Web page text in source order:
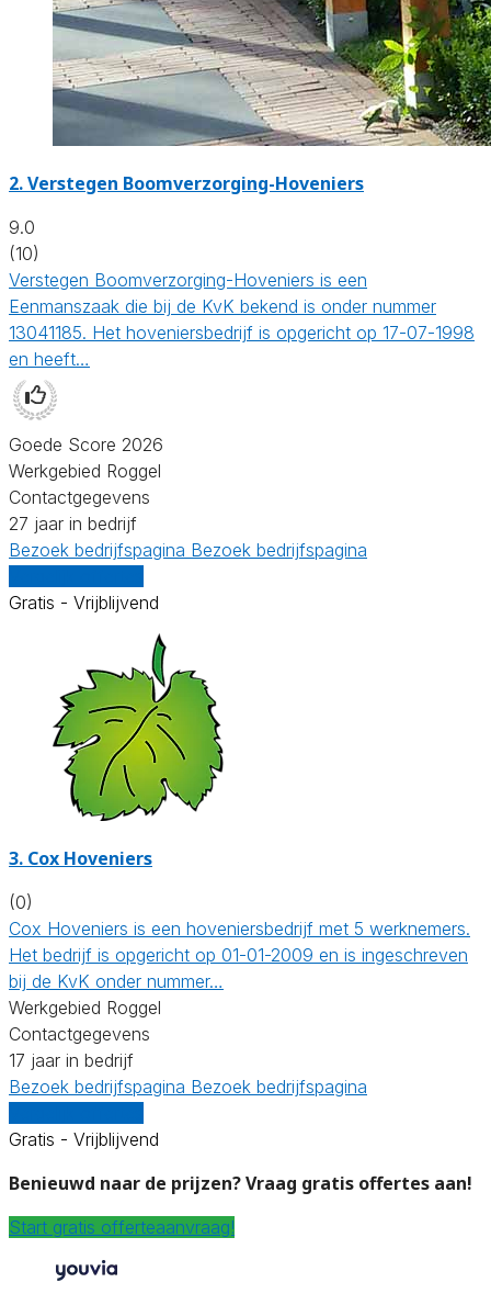
2.Verstegen Boomverzorging-Hoveniers
9.0
(10)
Verstegen Boomverzorging-Hoveniers is een
Eenmanszaak die bij de KvK bekend is onder nummer
13041185. Het hoveniersbedrijf is opgericht op 17-07-1998
en heeft…
Goede Score 2026
Werkgebied Roggel
Contactgegevens
27 jaar in bedrijf
Bezoek bedrijfspagina Bezoek bedrijfspagina
Gratis - Vrijblijvend
3. Cox Hoveniers
(0)
Cox Hoveniers is een hoveniersbedrijf met 5 werknemers.
Het bedrijf is opgericht op 01-01-2009 en is ingeschreven
bij de KvK onder nummer…
Werkgebied Roggel
Contactgegevens
17 jaar in bedrijf
Bezoek bedrijfspagina Bezoek bedrijfspagina
Gratis - Vrijblijvend
Benieuwd naar de prijzen? Vraag gratis offertes aan!
Start gratis offerteaanvraag!